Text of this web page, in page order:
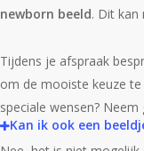
newborn beeld. Dit kan
Tijdens je afspraak
om de mooiste keuze
speciale wensen? Neem
Kan ik ook een